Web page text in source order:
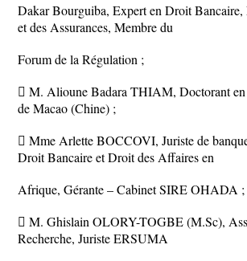
Dakar Bourguiba, Expert en Droit Bancaire,
et des Assurances, Membre du
Forum de la Régulation ;
 M. Alioune Badara THIAM, Doctorant en
de Macao (Chine) ;
 Mme Arlette BOCCOVI, Juriste de
Droit Bancaire et Droit des Affaires en
Afrique, Gérante – Cabinet SIRE OHADA ;
 M. Ghislain OLORY-TOGBE (M.Sc),
Recherche, Juriste ERSUMA